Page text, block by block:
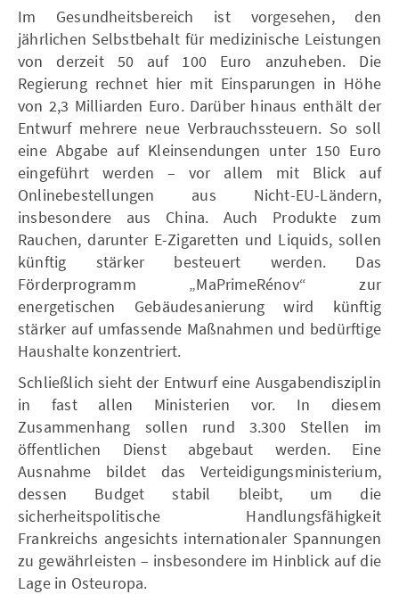
Im Gesundheitsbereich ist vorgesehen, den
jährlichen Selbstbehalt für medizinische Leistungen
von derzeit 50 auf 100 Euro anzuheben. Die
Regierung rechnet hier mit Einsparungen in Höhe
von 2,3 Milliarden Euro. Darüber hinaus enthält der
Entwurf mehrere neue Verbrauchssteuern. So soll
eine Abgabe auf Kleinsendungen unter 150 Euro
eingeführt werden – vor allem mit Blick auf
Onlinebestellungen aus Nicht-EU-Ländern,
insbesondere aus China. Auch Produkte zum
Rauchen, darunter E-Zigaretten und Liquids, sollen
künftig stärker besteuert werden. Das
Förderprogramm „MaPrimeRénov“ zur
energetischen Gebäudesanierung wird künftig
stärker auf umfassende Maßnahmen und bedürftige
Haushalte konzentriert.
Schließlich sieht der Entwurf eine Ausgabendisziplin
in fast allen Ministerien vor. In diesem
Zusammenhang sollen rund 3.300 Stellen im
öffentlichen Dienst abgebaut werden. Eine
Ausnahme bildet das Verteidigungsministerium,
dessen Budget stabil bleibt, um die
sicherheitspolitische Handlungsfähigkeit
Frankreichs angesichts internationaler Spannungen
zu gewährleisten – insbesondere im Hinblick auf die
Lage in Osteuropa.